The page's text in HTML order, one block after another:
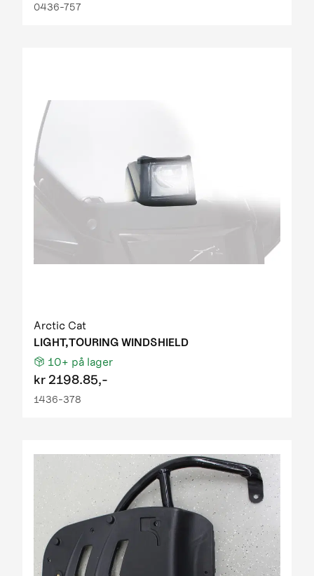
0436-757
Arctic Cat
LIGHT,TOURING WINDSHIELD
10+ på lager
kr 2198.85,-
1436-378